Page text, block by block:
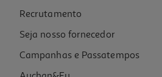
179,99 €
Recrutamento
Seja nosso fornecedor
Campanhas e Passatempos